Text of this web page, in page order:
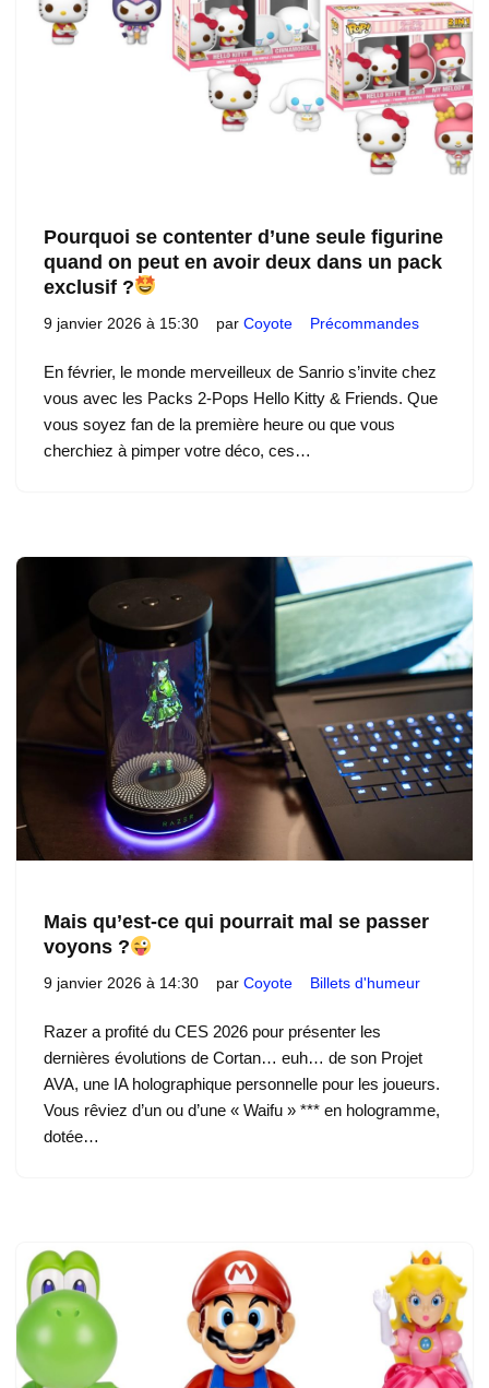
Pourquoi se contenter d’une seule figurine
quand on peut en avoir deux dans un pack
exclusif ?
9 janvier 2026 à 15:30 par Coyote Précommandes
En février, le monde merveilleux de Sanrio s’invite chez
vous avec les Packs 2-Pops Hello Kitty & Friends. Que
vous soyez fan de la première heure ou que vous
cherchiez à pimper votre déco, ces…
Mais qu’est-ce qui pourrait mal se passer
voyons ?
9 janvier 2026 à 14:30 par Coyote Billets d'humeur
Razer a profité du CES 2026 pour présenter les
dernières évolutions de Cortan… euh… de son Projet
AVA, une IA holographique personnelle pour les joueurs.
Vous rêviez d’un ou d’une « Waifu » *** en hologramme,
dotée…